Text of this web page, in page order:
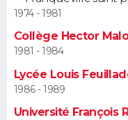
VOYAGE
1974 - 1981
Collège Hector
1981 - 1984
Lycée Louis
1986 - 1989
Université François